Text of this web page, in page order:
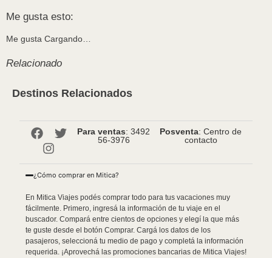
Me gusta esto:
Me gusta Cargando…
Relacionado
Destinos Relacionados
Para ventas: 3492
56-3976
Posventa: Centro de
contacto
¿Cómo comprar en Mitica?
En Mitica Viajes podés comprar todo para tus vacaciones muy
fácilmente. Primero, ingresá la información de tu viaje en el
buscador. Compará entre cientos de opciones y elegí la que más
te guste desde el botón Comprar. Cargá los datos de los
pasajeros, seleccioná tu medio de pago y completá la información
requerida. ¡Aprovechá las promociones bancarias de Mitica Viajes!